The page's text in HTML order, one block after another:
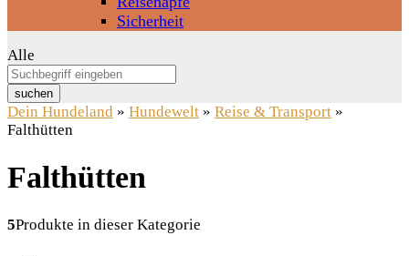
Sicherheit
Alle
suchen
Dein Hundeland » Hundewelt » Reise & Transport »
Falthütten
Falthütten
5Produkte in dieser Kategorie